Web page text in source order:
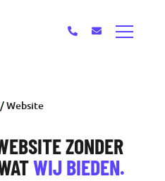
Website
ZONDER
WIJ BIEDEN.